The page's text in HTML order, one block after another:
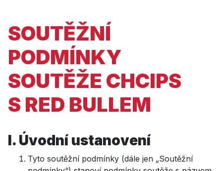
SOUTĚŽNÍ
PODMÍNKY
SOUTĚŽE CHCIPS
S RED BULLEM
I. Úvodní ustanovení
Tyto soutěžní podmínky (dále jen „Soutěžní